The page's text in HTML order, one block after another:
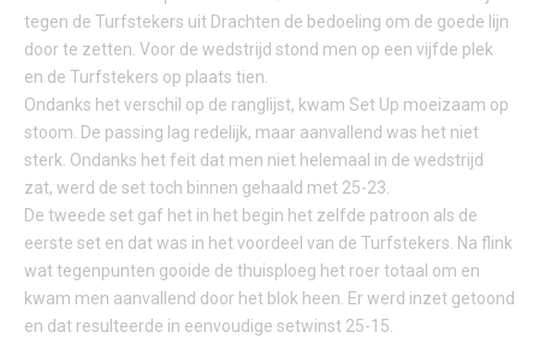
tegen de Turfstekers uit Drachten de bedoeling om de goede lijn
door te zetten. Voor de wedstrijd stond men op een vijfde plek
en de Turfstekers op plaats tien.
Ondanks het verschil op de ranglijst, kwam Set Up moeizaam op
stoom. De passing lag redelijk, maar aanvallend was het niet
sterk. Ondanks het feit dat men niet helemaal in de wedstrijd
zat, werd de set toch binnen gehaald met 25-23.
De tweede set gaf het in het begin het zelfde patroon als de
eerste set en dat was in het voordeel van de Turfstekers. Na flink
wat tegenpunten gooide de thuisploeg het roer totaal om en
kwam men aanvallend door het blok heen. Er werd inzet getoond
en dat resulteerde in eenvoudige setwinst 25-15.